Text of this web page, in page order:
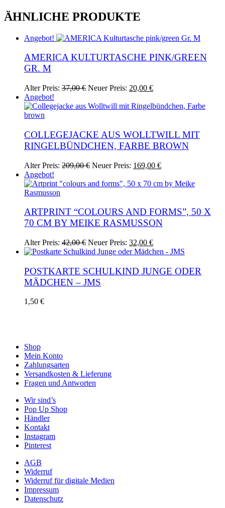
ÄHNLICHE PRODUKTE
Angebot!
AMERICA KULTURTASCHE PINK/GREEN
GR. M
Alter Preis: 37,00€ Ursprünglicher
war:
Neuer Preis: 20,00 €Aktueller
ist:
Angebot!
COLLEGEJACKE AUS WOLLTWILL MIT
RINGELBÜNDCHEN, FARBE BROWN
Alter Preis: 209,00€ Ursprünglicher
war:
Neuer Preis: 169,00 €Aktueller
ist:
Dieses
weist
auf.
Die
Optionen
der
gewählt
Angebot!
ARTPRINT “COLOURS AND FORMS”, 50 X
70 CM BY MEIKE RASMUSSON
Alter Preis: 42,00€ Ursprünglicher
Preis
42,00 €
Neuer Preis: 32,00 €Aktueller
Preis
32,00 €.
POSTKARTE SCHULKIND JUNGE ODER
MÄDCHEN – JMS
1,50 €Dieses
Die
Optionen
können
auf
Produktseite
gewählt
werden
Shop
Mein Konto
Zahlungsarten
Versandkosten & Lieferung
Fragen und Antworten
Wir sind’s
Pop Up Shop
Händler
Kontakt
Instagram
Pinterest
AGB
Widerruf
Widerruf für digitale Medien
Impressum
Datenschutz